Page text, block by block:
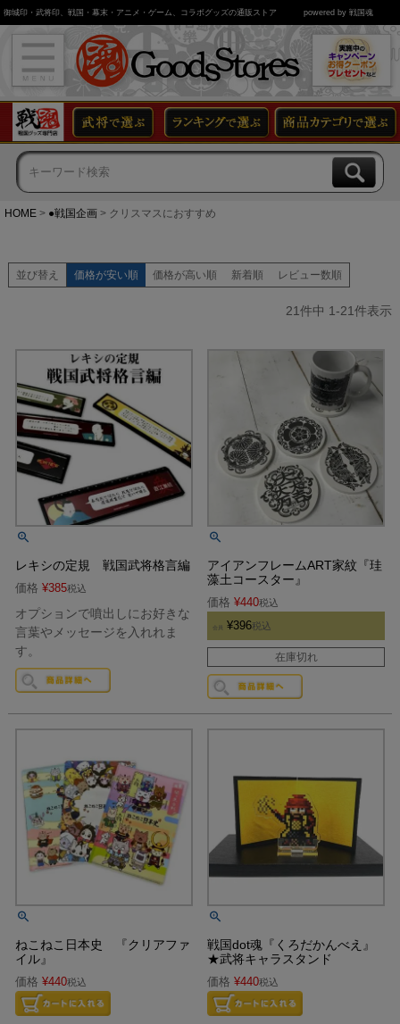
御城印・武将印、戦国・幕末・アニメ・ゲーム、コラボグッズの通販ストア powered by 戦国魂
HOME ●戦国企画 クリスマスにおすすめ
並び替え 価格が安い順 価格が高い順 新着順 レビュー数順
21件中 1-21件表示
レキシの定規 戦国武将格言編
価格 ¥385税込
オプションで噴出しにお好きな
言葉やメッセージを入れれま
す。
アイアンフレームART家紋『珪
藻土コースター』
価格 ¥440税込
会員 ¥396税込
在庫切れ
ねこねこ日本史 『クリアファ
イル』
価格 ¥440税込
戦国dot魂『くろだかんべえ』
★武将キャラスタンド
価格 ¥440税込